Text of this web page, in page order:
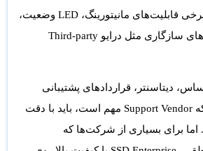
می‌کنید، ممکن است برخی قابلیت‌های مانیتورینگ، LED وضعیت،
هشدارهای iLO یا پیام‌های سازگاری مثل درایو Third-party
دیتاسنتر، قراردادهای پشتیبانی
رسمی یا محیط‌هایی که Support Vendor مهم است، باید با دقت
برای بسیاری از شرکت‌ها که